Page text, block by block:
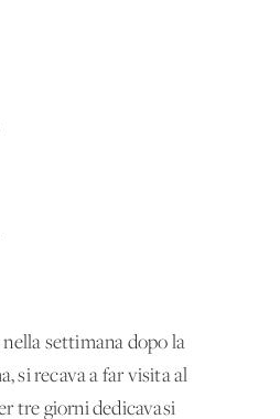
settimana dopo la
si recava a far visita al
tre giorni dedicavasi